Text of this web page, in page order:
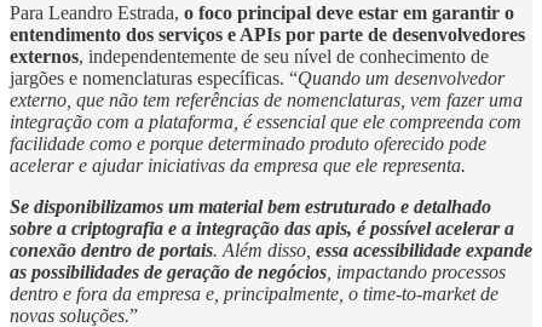
Para Leandro Estrada, o foco principal deve estar em garantir o
entendimento dos serviços e APIs por parte de desenvolvedores
externos, independentemente de seu nível de conhecimento de
jargões e nomenclaturas específicas. “Quando um desenvolvedor
externo, que não tem referências de nomenclaturas, vem fazer uma
integração com a plataforma, é essencial que ele compreenda com
facilidade como e porque determinado produto oferecido pode
acelerar e ajudar iniciativas da empresa que ele representa.
Se disponibilizamos um material bem estruturado e detalhado
sobre a criptografia e a integração das apis, é possível acelerar a
conexão dentro de portais. Além disso, essa acessibilidade expande
as possibilidades de geração de negócios , impactando processos
dentro e fora da empresa e, principalmente, o time-to-market de
novas soluções.”